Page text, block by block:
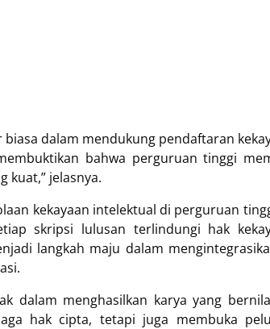
dalam mendukung pendaftaran
bahwa perguruan tinggi
kuat,” jelasnya.
kekayaan intelektual di perguruan
skripsi lulusan terlindungi hak
langkah maju dalam
dalam menghasilkan karya yang
hak cipta, tetapi juga membuka